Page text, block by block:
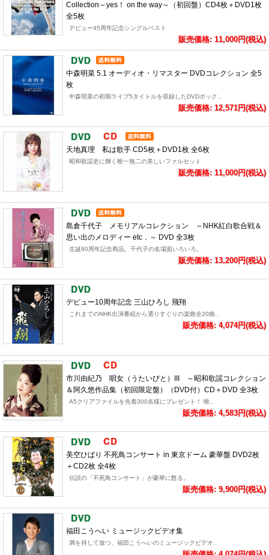
Collection～yes！ on the way～（初回盤）CD4枚＋DVD1枚
全5枚
デビュー45周年記念シングルベスト
販売価格: 11,000円(税込)
中森明菜 5.1 オーディオ・リマスター DVDコレクション 全5
枚
中森明菜の初期ライブ5タイトルを収録したDVDボック..
販売価格: 12,571円(税込)
天地真理 私は歌手 CD5枚＋DVD1枚 全6枚
昭和歌謡史に輝く唯一無二の美しいファルセット
販売価格: 11,000円(税込)
島倉千代子 メモリアルコレクション ～NHK紅白歌合戦＆
思い出のメロディー etc．～ DVD 全3枚
生誕80周年記念商品。千代子の名場面いろいろ。
販売価格: 13,200円(税込)
デビュー10周年記念 三山ひろし 飛翔
これまでのNHK出演番組から選りすぐりの楽曲全20曲..
販売価格: 4,074円(税込)
市川由紀乃 唄女（うたいびと）III ～昭和歌謡コレクション
＆阿久悠作品集（初回限定盤）（DVD付）CD＋DVD 全3枚
A5クリアファイルを先着300名様にプレゼント！ 唯..
販売価格: 4,583円(税込)
美空ひばり 不死鳥コンサート in 東京ドーム 豪華盤 DVD2枚
＋CD2枚 全4枚
伝説の「不死鳥コンサート」が豪華に甦る。
販売価格: 9,900円(税込)
福田こうへい ミュージックビデオ集
満を持して放つ、福田こうへいのミュージックビデオ..